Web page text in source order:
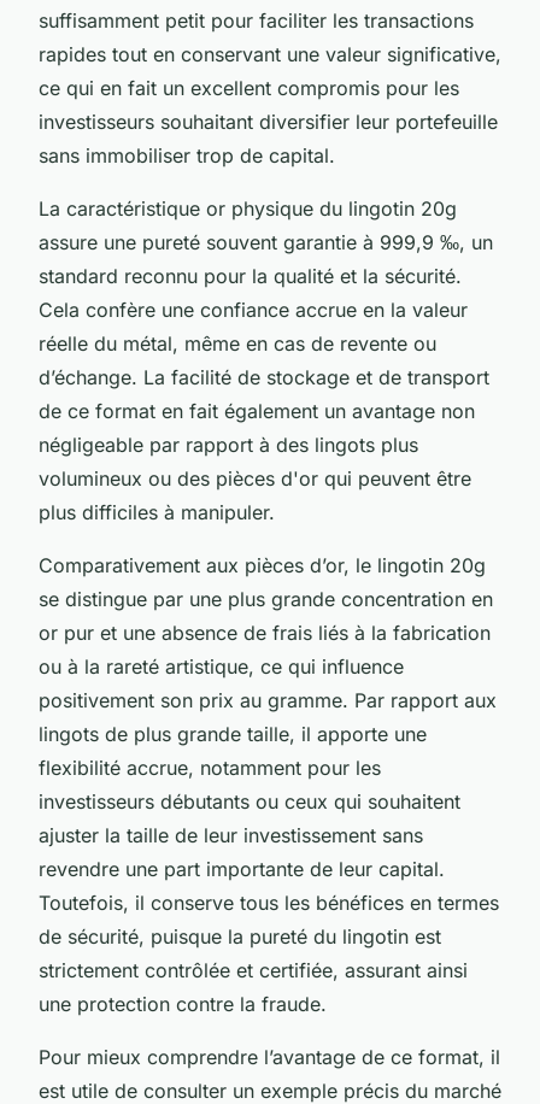
suffisamment petit pour faciliter les transactions
rapides tout en conservant une valeur significative,
ce qui en fait un excellent compromis pour les
investisseurs souhaitant diversifier leur portefeuille
sans immobiliser trop de capital.
La caractéristique or physique du lingotin 20g
assure une pureté souvent garantie à 999,9 ‰, un
standard reconnu pour la qualité et la sécurité.
Cela confère une confiance accrue en la valeur
réelle du métal, même en cas de revente ou
d’échange. La facilité de stockage et de transport
de ce format en fait également un avantage non
négligeable par rapport à des lingots plus
volumineux ou des pièces d'or qui peuvent être
plus difficiles à manipuler.
Comparativement aux pièces d’or, le lingotin 20g
se distingue par une plus grande concentration en
or pur et une absence de frais liés à la fabrication
ou à la rareté artistique, ce qui influence
positivement son prix au gramme. Par rapport aux
lingots de plus grande taille, il apporte une
flexibilité accrue, notamment pour les
investisseurs débutants ou ceux qui souhaitent
ajuster la taille de leur investissement sans
revendre une part importante de leur capital.
Toutefois, il conserve tous les bénéfices en termes
de sécurité, puisque la pureté du lingotin est
strictement contrôlée et certifiée, assurant ainsi
une protection contre la fraude.
Pour mieux comprendre l’avantage de ce format, il
est utile de consulter un exemple précis du marché